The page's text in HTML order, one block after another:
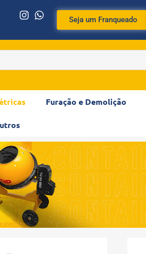
Seja um Franqueado
Furação e Demolição